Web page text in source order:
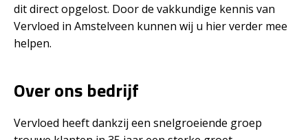
dit direct opgelost. Door de vakkundige kennis van
Vervloed in Amstelveen kunnen wij u hier verder mee
helpen.
Over ons bedrijf
Vervloed heeft dankzij een snelgroeiende groep